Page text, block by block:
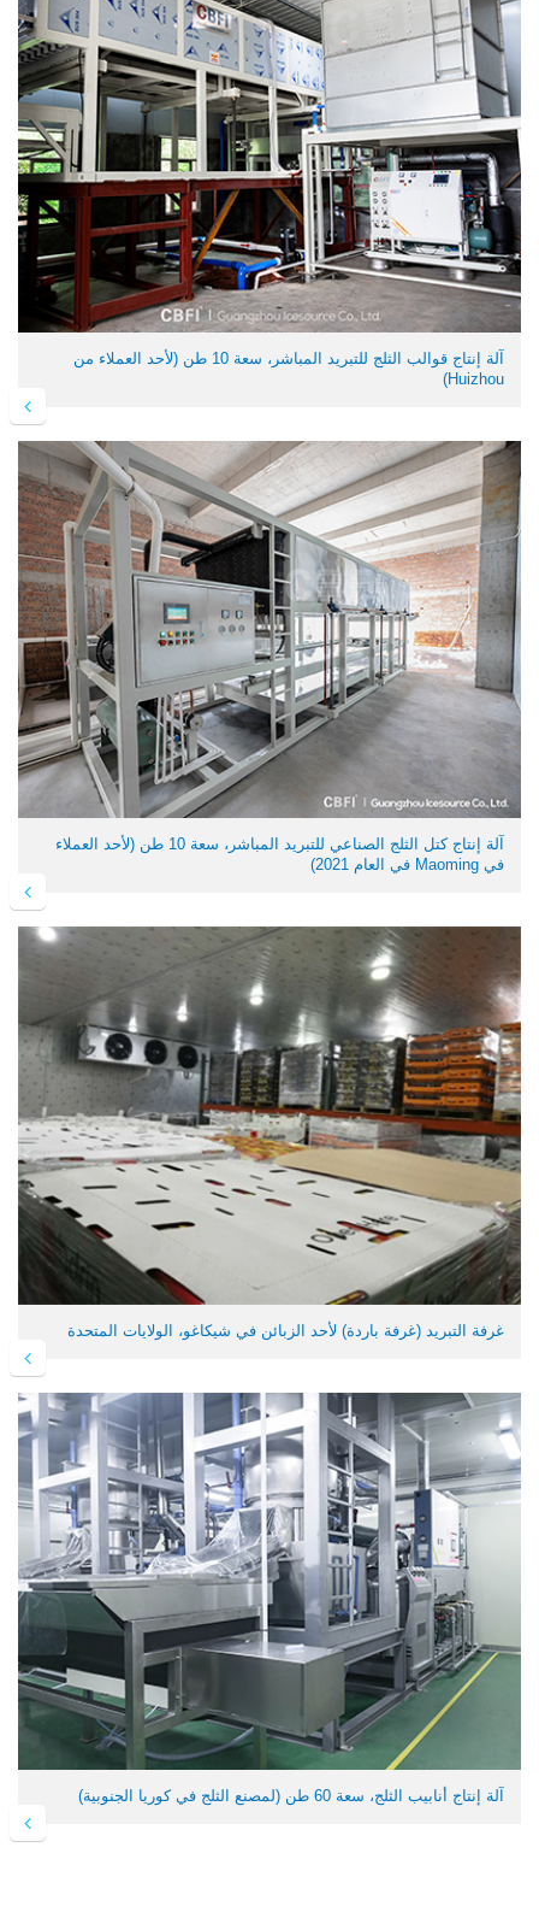
آلة إنتاج قوالب الثلج للتبريد المباشر، سعة 10 طن (لأحد العملاء من
Huizhou)
آلة إنتاج كتل الثلج الصناعي للتبريد المباشر، سعة 10 طن (لأحد العملاء
في Maoming في العام 2021)
غرفة التبريد (غرفة باردة) لأحد الزبائن في شيكاغو، الولايات المتحدة
آلة إنتاج أنابيب الثلج، سعة 60 طن (لمصنع الثلج في كوريا الجنوبية)